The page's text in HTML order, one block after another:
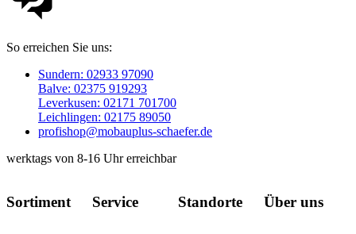
So erreichen Sie uns:
Sundern: 02933 97090
Balve: 02375 919293
Leverkusen: 02171 701700
Leichlingen: 02175 89050
profishop@mobauplus-schaefer.de
werktags von 8-16 Uhr erreichbar
Sortiment Service Standorte Über uns